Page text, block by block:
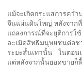
แม้จะเกิดกระแสการคว่
จีนแผ่นดินใหญ่ หลังจาก
แถลงการณ์ที่จะยุติการใ
ละเมิดสิทธิมนุษยชนต่อช
ระยะสั้นเท่านั้น ในตอน
แต่หลังจากนั้นยอดขายก็